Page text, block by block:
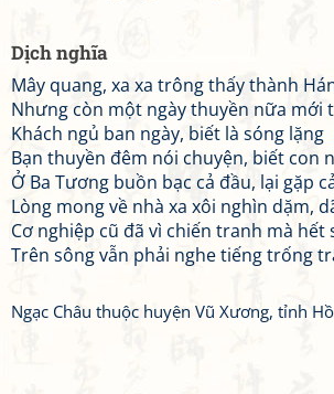
Dịch nghĩa
Mây quang, xa xa trông thấy thành
Nhưng còn một ngày thuyền nữa mới
Khách ngủ ban ngày, biết là sóng lặng
Bạn thuyền đêm nói chuyện, biết con
Ở Ba Tương buồn bạc cả đầu, lại gặp
Lòng mong về nhà xa xôi nghìn dặm,
Cơ nghiệp cũ đã vì chiến tranh mà hết
Trên sông vẫn phải nghe tiếng trống
Ngạc Châu thuộc huyện Vũ Xương, tỉnh